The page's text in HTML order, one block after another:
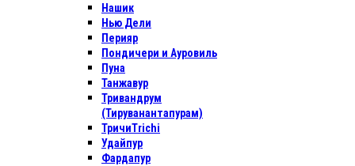
Нашик
Нью Дели
Перияр
Пондичери и Ауровиль
Пуна
Танжавур
Тривандрум
(Тируванантапурам)
ТричиTrichi
Удайпур
Фардапур